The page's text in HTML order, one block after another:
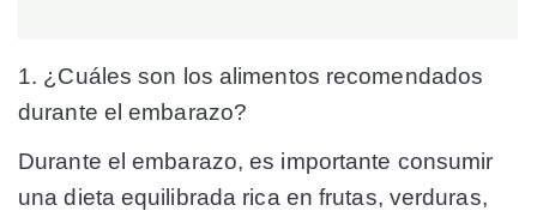
1. ¿Cuáles son los alimentos recomendados
durante el embarazo?
Durante el embarazo, es importante consumir
una dieta equilibrada rica en frutas, verduras,